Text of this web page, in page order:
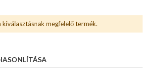
kiválasztásnak megfelelő termék.